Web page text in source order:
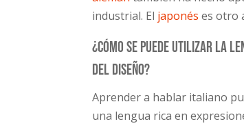
industrial. El japonés es otro
¿Cómo se puede utilizar la
del diseño?
Aprender a hablar italiano
una lengua rica en